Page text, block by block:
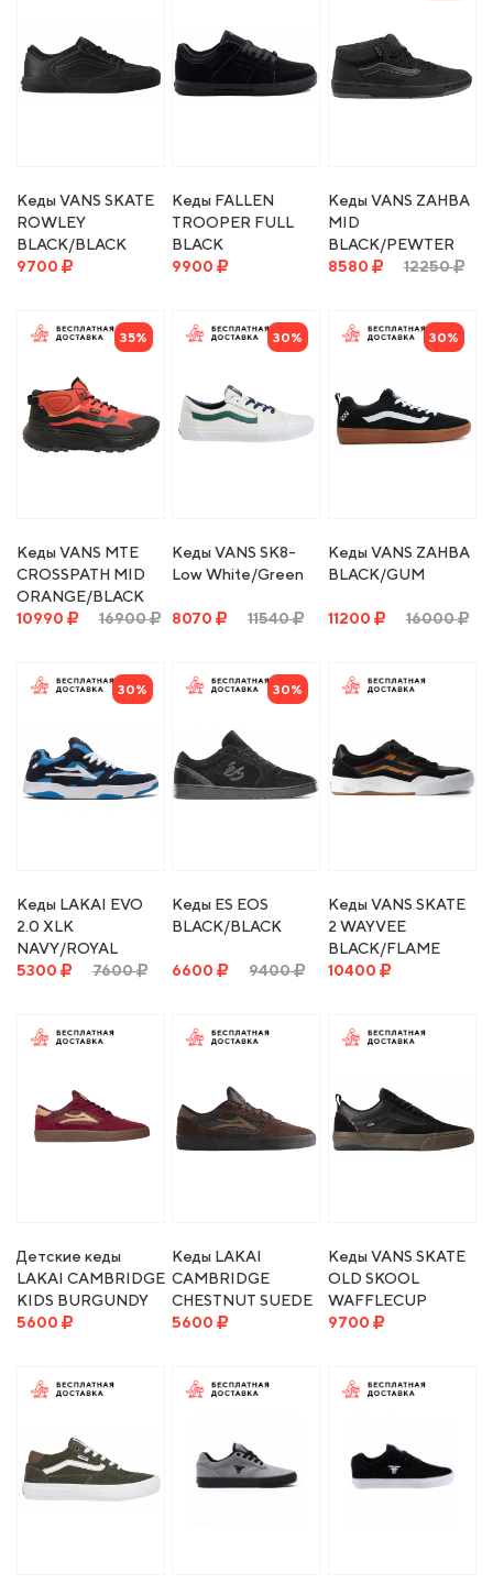
Кеды VANS SKATE
ROWLEY
BLACK/BLACK
9700
Кеды FALLEN
TROOPER FULL
BLACK
9900
Кеды VANS ZAHBA
MID
BLACK/PEWTER
8580
12250
35%
Кеды VANS MTE
CROSSPATH MID
ORANGE/BLACK
10990
16900
30%
Кеды VANS SK8-
Low White/Green
8070 11540
30%
Кеды VANS ZAHBA
BLACK/GUM
11200 16000
30%
Кеды LAKAI EVO
2.0 XLK
NAVY/ROYAL
SUEDE
5300 7600
30%
Кеды ES EOS
BLACK/BLACK
6600 9400
Кеды VANS SKATE
2 WAYVEE
BLACK/FLAME
10400
Детские кеды
LAKAI CAMBRIDGE
KIDS BURGUNDY
SUEDE
5600
Кеды LAKAI
CAMBRIDGE
CHESTNUT SUEDE
MONOCHROME
5600
Кеды VANS SKATE
OLD SKOOL
WAFFLECUP
BLACK/DARK GUM
9700